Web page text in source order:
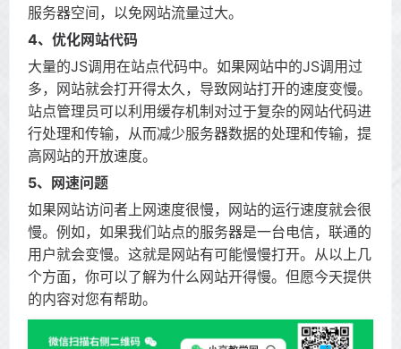
服务器空间，以免网站流量过大。
4、优化网站代码
大量的JS调用在站点代码中。如果网站中的JS调用过
多，网站就会打开得太久，导致网站打开的速度变慢。
站点管理员可以利用缓存机制对过于复杂的网站代码进
行处理和传输，从而减少服务器数据的处理和传输，提
高网站的开放速度。
5、网速问题
如果网站访问者上网速度很慢，网站的运行速度就会很
慢。例如，如果我们站点的服务器是一台电信，联通的
用户就会变慢。这就是网站有可能慢慢打开。从以上几
个方面，你可以了解为什么网站开得慢。但愿今天提供
的内容对您有帮助。